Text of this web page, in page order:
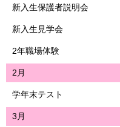
新入生保護者説明会
新入生見学会
2年職場体験
2月
学年末テスト
3月